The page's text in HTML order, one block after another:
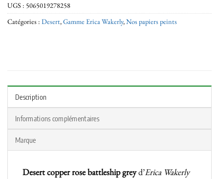
UGS : 5065019278258
Catégories : Desert,Gamme Erica Wakerly,Nos papiers peints
Description
Informations complémentaires
Marque
Desert copper rose battleship greyd’Erica Wakerly